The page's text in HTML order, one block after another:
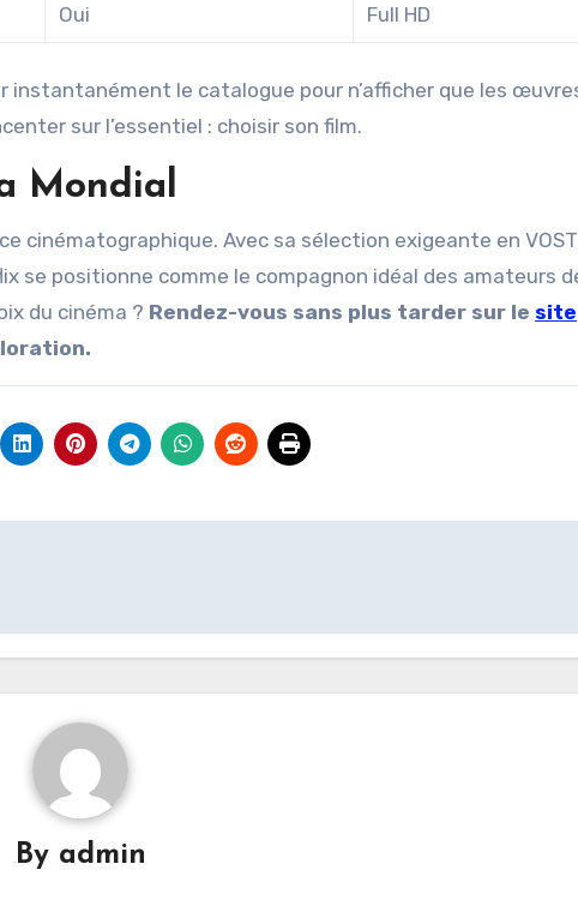
Oui Full HD
le catalogue pour n’afficher que les
sur l’essentiel : choisir son film.
Mondial
cinématographique. Avec sa sélection exigeante en
se positionne comme le compagnon idéal des amateurs
du cinéma ? Rendez-vous sans plus tarder sur le site
By admin